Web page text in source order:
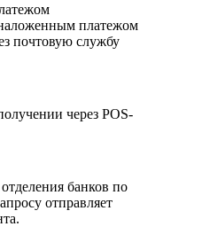
наложенным платежом
почтовую службу
через POS-
банков по
отправляет